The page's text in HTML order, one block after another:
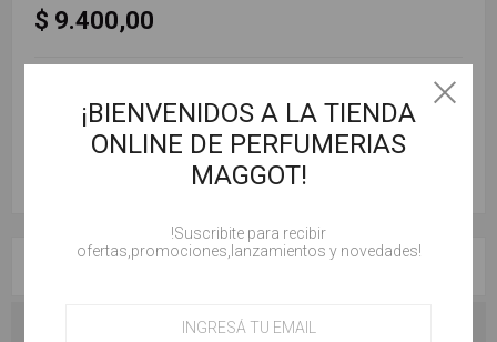
$ 9.400,00
AÑADIR AL CARRITO
CONTACTENOS
¡BIENVENIDOS A LA TIENDA
ONLINE DE PERFUMERIAS
MAGGOT!
!Suscribite para recibir
ofertas,promociones,lanzamientos y novedades!